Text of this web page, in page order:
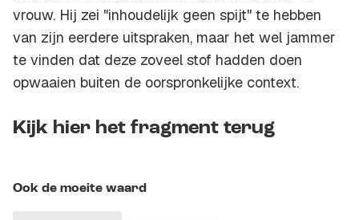
vrouw. Hij zei "inhoudelijk geen spijt" te hebben
van zijn eerdere uitspraken, maar het wel jammer
te vinden dat deze zoveel stof hadden doen
opwaaien buiten de oorspronkelijke context.
Kijk hier het fragment terug
Ook de moeite waard